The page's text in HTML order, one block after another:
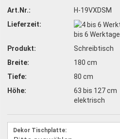
Art.Nr.:
H-19VXDSM
Lieferzeit:
bis 6 Werktage
Produkt:
Schreibtisch
Breite:
180 cm
Tiefe:
80 cm
Höhe:
63 bis 127 cm
elektrisch
Dekor Tischplatte: